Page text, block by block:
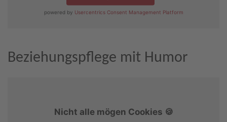
powered by Usercentrics Consent Management Platform
Beziehungspflege mit Humor
Nicht alle mögen Cookies 🍪